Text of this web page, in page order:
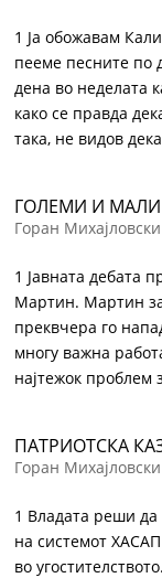
1 Ја обожавам
пееме песните по
дена во неделата
како се правда
така, не видов
ГОЛЕМИ И МАЛИ
Горан Михајловски
1 Јавната дебата
Мартин. Мартин
преквчера го
многу важна
најтежок проблем
ПАТРИОТСКА
Горан Михајловски
1 Владата реши
на системот ХАСАП
во